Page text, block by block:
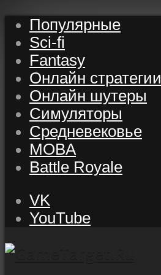
Популярные
Sci-fi
Fantasy
Онлайн стратегии
Онлайн шутеры
Симуляторы
Средневековье
MOBA
Battle Royale
VK
YouTube